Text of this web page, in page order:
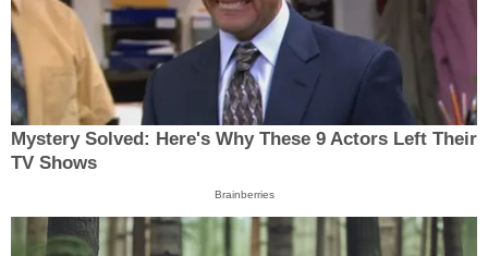
Mystery Solved: Here's Why These 9 Actors Left Their
TV Shows
Brainberries